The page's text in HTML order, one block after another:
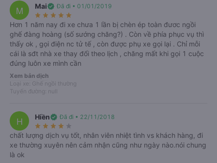
Thông tin chính xác
Lịch chạy, giá vé cập nhật liên tục từ nhà xe.
Nhiều ưu đãi
Hàng ngàn mã giảm giá cùng chương trình FlashSale, Ưu
đãi đặt sớm và đặt cận giờ.
Thanh toán đa dạng
Trả trước lẫn trả sau, bảo mật tuyệt đối.
Giới thiệu Số điện thoại Vé xe Tết
M Maiverified Đã đi • 01/01/2019
star_rate star_rate star_rate star_rate star_rate
Hơn 1 năm nay đi xe chưa 1 lần bị chèn ép toàn đươc ngồi
ghế đàng hoàng (số sướng chăng?) . Còn về phía phục vụ thì
thấy ok , gọi điện nc tử tế , còn được phụ xe gọi lại . Chỉ mỗi
cái là sđt nhà xe thay đổi theo lịch , chăng mất khi gọi 1 cuộc
đúng luôn xe mình cần
Xem bản dịch
Loại xe: Ghế ngồi thường
Tuyến đường: null
H Hiềnverified Đã đi • 22/11/2018
star_rate star_rate star_rate star_rate star_rate
chất lượng dịch vụ tốt, nhân viên nhiệt tình vs khách hàng, đi
xe thường xuyên nên cảm nhận cũng như ngày nào.nói chung
là ok